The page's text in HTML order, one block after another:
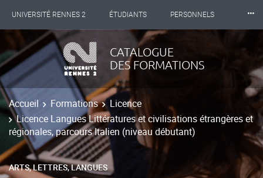
UNIVERSITÉ RENNES 2 ÉTUDIANTS PERSONNELS
INTERNATIONAL PROFESSIONNELS
LES NOUVELLES DE RENNES 2
⸱⸱⸱
CATALOGUE
DES FORMATIONS
Accueil Formations
Licence
Licence Langues Littératures et civilisations étrangères et
régionales, parcours Italien (niveau débutant)
ARTS, LETTRES, LANGUES